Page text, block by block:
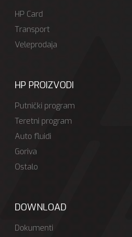
HP Card
Transport
Veleprodaja
HP PROIZVODI
Putnički program
Teretni program
Auto fluidi
Goriva
Ostalo
DOWNLOAD
Dokumenti